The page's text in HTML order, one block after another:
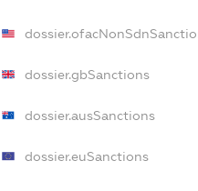
dossier.gbSanctions
dossier.ausSanctions
dossier.euSanctions